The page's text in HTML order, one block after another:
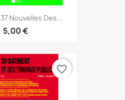
Nouvelles Des...
5,00 €
favorite_border